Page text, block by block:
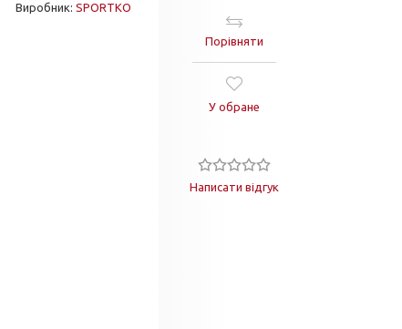
Виробник: SPORTKO
Порівняти
У обране
Написати відгук